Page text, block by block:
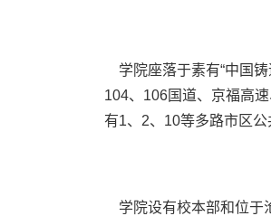
学院座落于素有“中国铸
104、106国道、京福高
有1、2、10等多路市区公
学院设有校本部和位于